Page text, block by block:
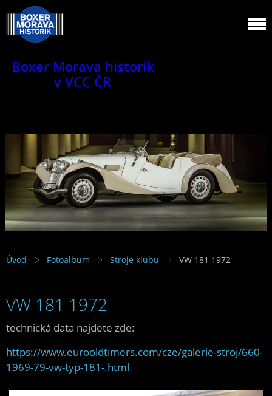
Boxer Morava historik
v VCC ČR
Jsme klub veteránů.
Úvod Fotoalbum Stroje klubu VW 181 1972
VW 181 1972
technická data najdete zde:
https://www.eurooldtimers.com/cze/galerie-stroj/660-
1969-79-vw-typ-181-.html